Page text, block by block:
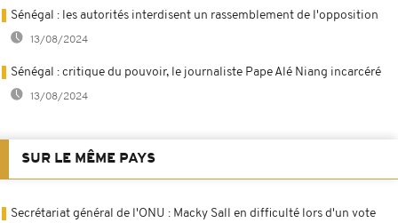
Sénégal : les autorités interdisent un rassemblement de l'opposition
13/08/2024
Sénégal : critique du pouvoir, le journaliste Pape Alé Niang incarcéré
13/08/2024
SUR LE MÊME PAYS
Secrétariat général de l'ONU : Macky Sall en difficulté lors d'un vote